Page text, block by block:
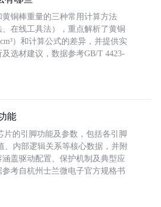
铜棒重量的三种常用计算方法
、在线工具法），重点解析了黄铜
）和计算公式的差异，并提供实
选材建议，数据参考GB/T 4423-
能
片的引脚功能及参数，包括各引脚
、内部逻辑关系等核心数据，并附
盖驱动配置、保护机制及典型应
考自杭州士兰微电子官方规格书